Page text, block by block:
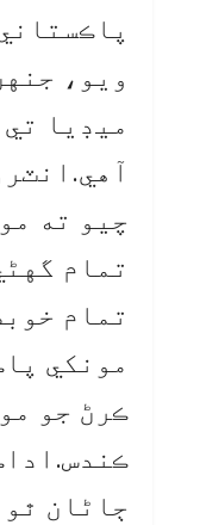
ويو،
ميڊيا
چيو ته
تمام
تمام
مونکي
ڪرڻ جو
ڄاڻان